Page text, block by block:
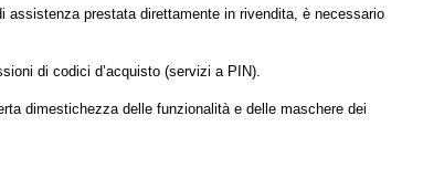
prestata direttamente in rivendita, è necessario
di codici d’acquisto (servizi a PIN).
dimestichezza delle funzionalità e delle maschere dei